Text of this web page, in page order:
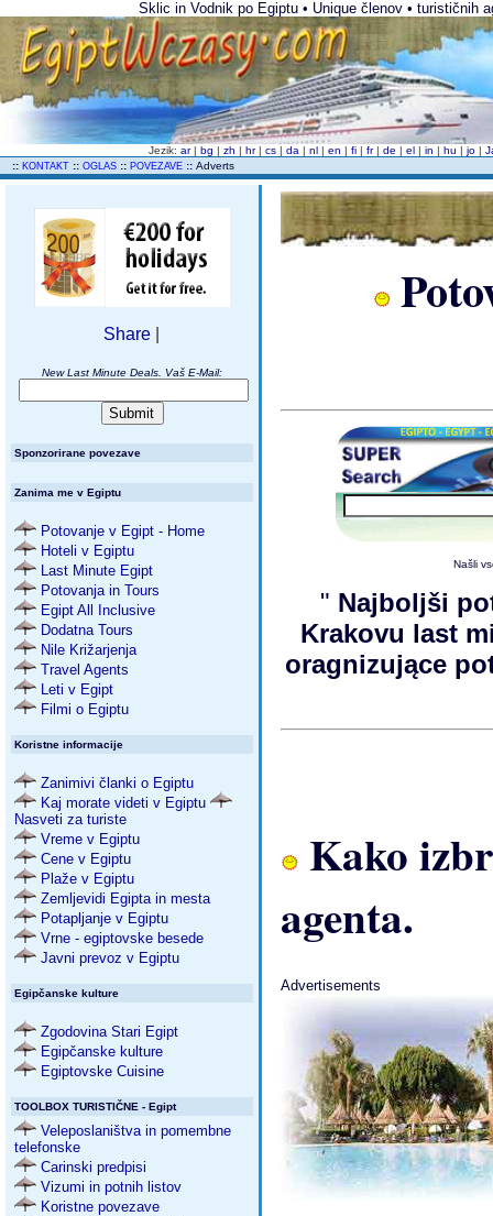
Sklic in Vodnik po Egiptu • Unique členov • turističnih
Jezik:ar |bg |zh |hr |cs |da |nl |en |fi |fr |de |el |in |hu |jo |
:: KONTAKT :: OGLAS :: POVEZAVE :: Adverts
Share
New Last Minute Deals. Vaš E-Mail:
Sponzorirane povezave
Zanima me v Egiptu
Potovanje v Egipt - Home
Hoteli v Egiptu
Last Minute Egipt
Potovanja in Tours
Egipt All Inclusive
Dodatna Tours
Nile Križarjenja
Travel Agents
Leti v Egipt
Filmi o Egiptu
Koristne informacije
Zanimivi članki o Egiptu
Kaj morate videti v Egiptu
Nasveti za turiste
Vreme v Egiptu
Cene v Egiptu
Plaže v Egiptu
Zemljevidi Egipta in mesta
Potapljanje v Egiptu
Vrne - egiptovske besede
Javni prevoz v Egiptu
Egipčanske kulture
Zgodovina Stari Egipt
Egipčanske kulture
Egiptovske Cuisine
TOOLBOX TURISTIČNE - Egipt
Veleposlaništva in pomembne
telefonske
Carinski predpisi
Vizumi in potnih listov
Koristne povezave
Našli
" Najboljši
Krakovu last
oragnizujące
Kako
agenta.
Advertisements